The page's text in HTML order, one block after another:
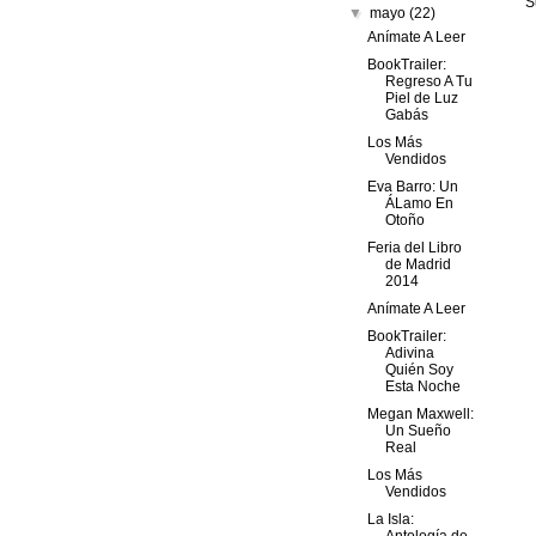
▼mayo(22)
Anímate A Leer
BookTrailer:
Regreso A Tu
Piel de Luz
Gabás
Los Más
Vendidos
Eva Barro: Un
ÁLamo En
Otoño
Feria del Libro
de Madrid
2014
Anímate A Leer
BookTrailer:
Adivina
Quién Soy
Esta Noche
Megan Maxwell:
Un Sueño
Real
Los Más
Vendidos
La Isla: